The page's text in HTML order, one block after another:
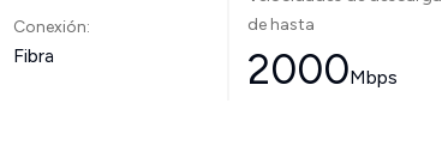
Conexión:
Fibra
de hasta
2000Mbps